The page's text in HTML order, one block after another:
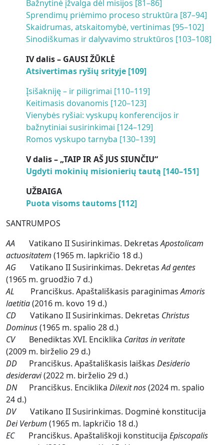
Bažnytinė įžvalga dėl misijos [81–86]
Sprendimų priėmimo proceso struktūra [87–94]
Skaidrumas, atskaitomybė, vertinimas [95–102]
Sinodiškumas ir dalyvavimo struktūros [103–108]
IV dalis – GAUSI ŽŪKLĖ
Atsivertimas ryšių srityje [109]
Įsišakniję – ir piligrimai [110–119]
Keitimasis dovanomis [120–123]
Vienybės ryšiai: vyskupų konferencijos ir
bažnytiniai susirinkimai [124–129]
Romos vyskupo tarnyba [130–139]
V dalis – „TAIP IR AŠ JUS SIUNČIU“
Ugdyti mokinių misionierių tautą [140–151]
UŽBAIGA
Puota visoms tautoms [112]
SANTRUMPOS
AA Vatikano II Susirinkimas. DekretasApostolicam
actuositatem (1965 m. lapkričio 18 d.)
AG Vatikano II Susirinkimas. DekretasAd gentes
(1965 m. gruodžio 7 d.)
AL Pranciškus. Apaštališkasis paraginimasAmoris
laetitia(2016 m. kovo 19 d.)
CD Vatikano II Susirinkimas. Dekretas Christus
Dominus(1965 m. spalio 28 d.)
CVBenediktas XVI. Enciklika Caritas in veritate
(2009 m. birželio 29 d.)
DD Pranciškus. Apaštališkasis laiškas Desiderio
desideravi(2022 m. birželio 29 d.)
DNPranciškus. Enciklika Dilexit nos(2024 m. spalio
24 d.)
DVVatikano II Susirinkimas. Dogminė konstitucija
Dei Verbum (1965 m. lapkričio 18 d.)
ECPranciškus. Apaštališkoji konstitucija Episcopalis